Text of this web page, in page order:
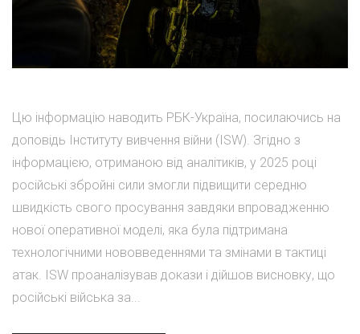
Цю інформацію наводить РБК-Україна, посилаючись на
доповідь Інституту вивчення війни (ISW). Згідно з
інформацією, отриманою від аналітиків, у 2025 році
російські збройні сили змогли підвищити середню
швидкість свого просування завдяки впровадженню
нової оперативної моделі, яка була підтримана
технологічними нововведеннями та змінами в тактиці
атак. ISW проаналізував докази і дійшов висновку, що
російські війська за...